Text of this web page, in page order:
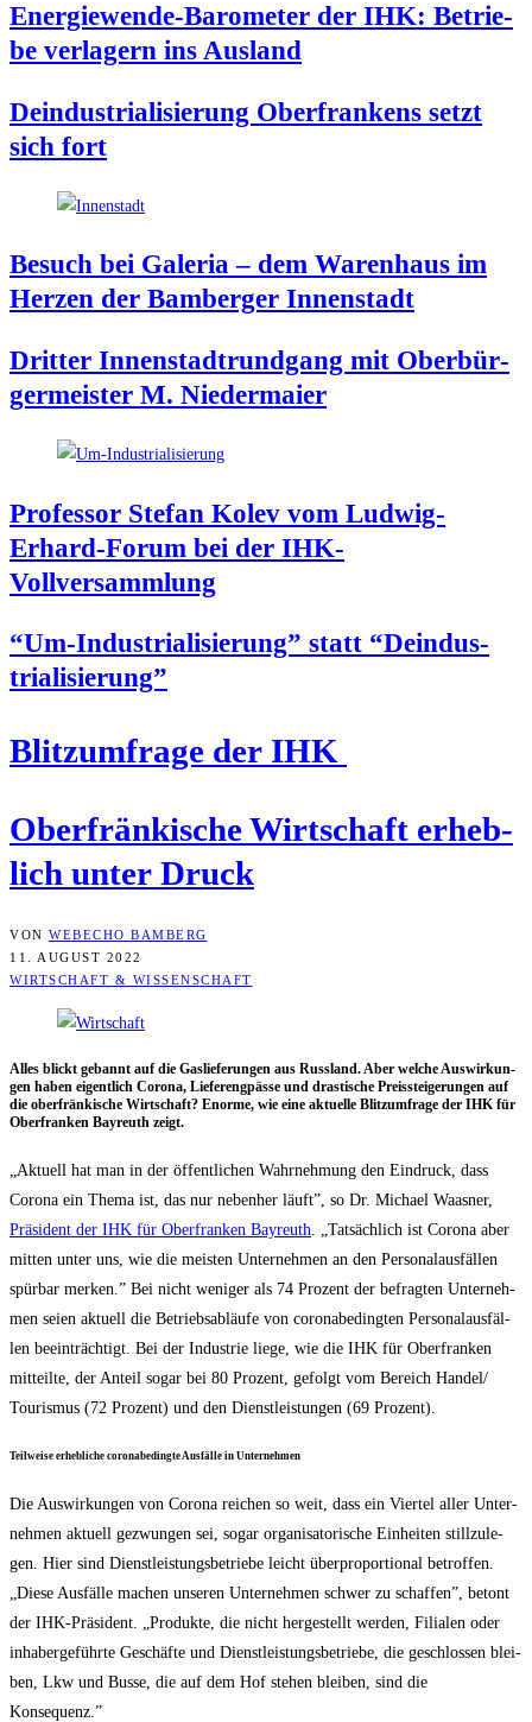
Ener­gie­wen­de-Baro­me­ter der IHK: Betrie­
be ver­la­gern ins Ausland
Deindus­tria­li­sie­rung Ober­fran­kens setzt
sich fort
Besuch bei Gale­ria – dem Waren­haus im
Her­zen der Bam­ber­ger Innenstadt
Drit­ter Innen­stadt­rund­gang mit Ober­bür­
ger­meis­ter M. Niedermaier
Pro­fes­sor Ste­fan Kolev vom Lud­wig-
Erhard-Forum bei der IHK-
Vollversammlung
“Um-Indus­tria­li­sie­rung” statt “Deindus­
tria­li­sie­rung”
Blitz­um­fra­ge der IHK
Ober­frän­ki­sche Wirt­schaft erheb­
lich unter Druck
VON WEBECHO BAMBERG
11. AUGUST 2022
WIRTSCHAFT & WISSENSCHAFT
Alles blickt gebannt auf die Gas­lie­fe­run­gen aus Russ­land. Aber wel­che Aus­wir­kun­
gen haben eigent­lich Coro­na, Lie­fer­eng­päs­se und dras­ti­sche Preis­stei­ge­run­gen auf
die ober­frän­ki­sche Wirt­schaft? Enor­me, wie eine aktu­el­le Blitz­um­fra­ge der IHK für
Ober­fran­ken Bay­reuth zeigt.
„Aktu­ell hat man in der öffent­li­chen Wahr­neh­mung den Ein­druck, dass
Coro­na ein The­ma ist, das nur neben­her läuft”, so Dr. Micha­el Waas­ner,
Prä­si­dent der IHK für Ober­fran­ken Bay­reuth . „Tat­säch­lich ist Coro­na aber
mit­ten unter uns, wie die meis­ten Unter­neh­men an den Per­so­nal­aus­fäl­len
spür­bar mer­ken.” Bei nicht weni­ger als 74 Pro­zent der befrag­ten Unter­neh­
men sei­en aktu­ell die Betriebs­ab­läu­fe von coro­nabe­ding­ten Per­so­nal­aus­fäl­
len beein­träch­tigt. Bei der Indus­trie lie­ge, wie die IHK für Ober­fran­ken
mit­teil­te, der Anteil sogar bei 80 Pro­zent, gefolgt vom Bereich Handel/​
Tourismus (72 Pro­zent) und den Dienst­leis­tun­gen (69 Prozent).
Teil­wei­se erheb­li­che coro­nabe­ding­te Aus­fäl­le in Unternehmen
Die Aus­wir­kun­gen von Coro­na rei­chen so weit, dass ein Vier­tel aller Unter­
neh­men aktu­ell gezwun­gen sei, sogar orga­ni­sa­to­ri­sche Ein­hei­ten still­zu­le­
gen. Hier sind Dienst­leis­tungs­be­trie­be leicht über­pro­por­tio­nal betrof­fen.
„Die­se Aus­fäl­le machen unse­ren Unter­neh­men schwer zu schaf­fen”, betont
der IHK-Prä­si­dent. „Pro­duk­te, die nicht her­ge­stellt wer­den, Filia­len oder
inha­ber­ge­führ­te Geschäf­te und Dienst­leis­tungs­be­trie­be, die geschlos­sen blei­
ben, Lkw und Bus­se, die auf dem Hof ste­hen blei­ben, sind die
Konsequenz.”